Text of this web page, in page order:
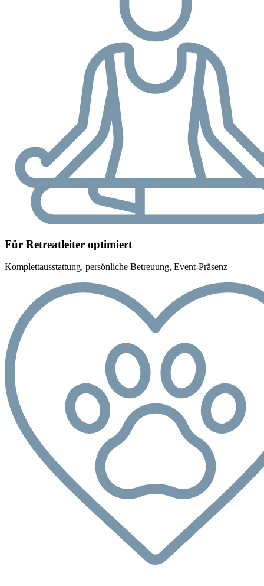
Für Retreatleiter optimiert
Komplettausstattung, persönliche Betreuung, Event-Präsenz